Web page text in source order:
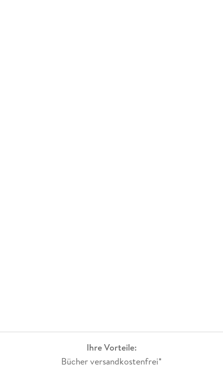
Ihre Vorteile:
Bücher versandkostenfrei*